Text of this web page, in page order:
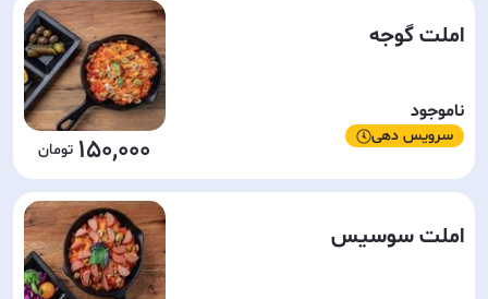
املت گوجه
ناموجود
سرویس دهی 150,000
املت سوسیس